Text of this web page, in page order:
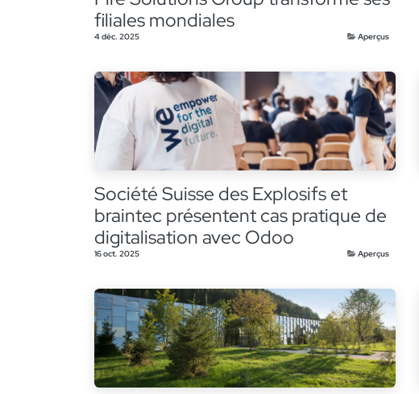
filiales mondiales
4 déc. 2025 Aperçus
Société Suisse des Explosifs et
braintec présentent cas pratique de
digitalisation avec Odoo
16 oct. 2025 Aperçus